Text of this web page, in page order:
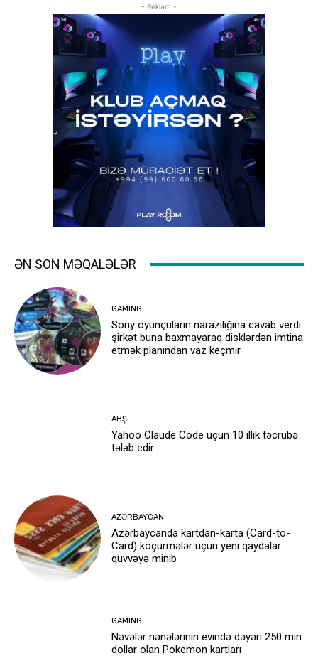
- Reklam -
ƏN SON MƏQALƏLƏR
GAMING
Sony oyunçuların narazılığına cavab verdi:
şirkət buna baxmayaraq disklərdən imtina
etmək planından vaz keçmir
ABŞ
Yahoo Claude Code üçün 10 illik təcrübə
tələb edir
AZƏRBAYCAN
Azərbaycanda kartdan-karta (Card-to-
Card) köçürmələr üçün yeni qaydalar
qüvvəyə minib
GAMING
Nəvələr nənələrinin evində dəyəri 250 min
dollar olan Pokemon kartları